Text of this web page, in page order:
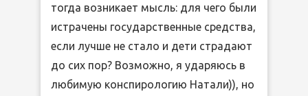
тогда возникает мысль: для чего были
истрачены государственные средства,
если лучше не стало и дети страдают
до сих пор? Возможно, я ударяюсь в
любимую конспирологию Натали)), но